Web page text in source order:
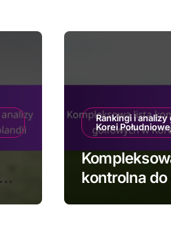
Rankingi i
Korei
kontrolna